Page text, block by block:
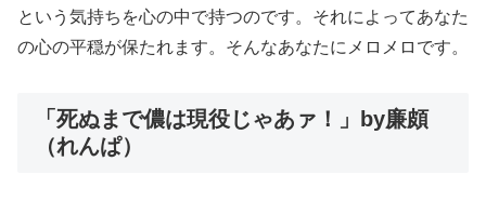
という気持ちを心の中で持つのです。それによってあなた
の心の平穏が保たれます。そんなあなたにメロメロです。
「死ぬまで儂は現役じゃあァ！」by廉頗
（れんぱ）